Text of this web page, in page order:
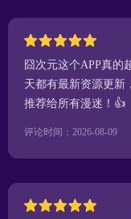
囧次元这个APP真的
天都有最新资源更新
推荐给所有漫迷！👍
评论时间：2026-08-09